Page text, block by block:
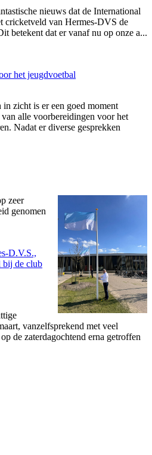
nieuws dat de International
cricketveld van Hermes-DVS de
betekent dat er vanaf nu op onze a...
het jeugdvoetbal
zicht is er een goed moment
alle voorbereidingen voor het
Nadat er diverse gesprekken
zeer
genomen
D.V.S.,
bij de club
vanzelfsprekend met veel
de zaterdagochtend erna getroffen